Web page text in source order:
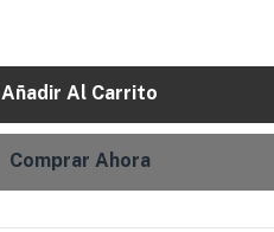
Añadir Al Carrito
Comprar Ahora